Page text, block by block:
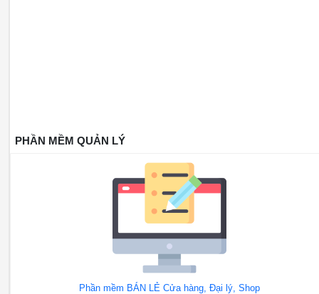
PHẦN MỀM QUẢN LÝ
Phần mềm BÁN LẺ Cửa hàng, Đại lý, Shop